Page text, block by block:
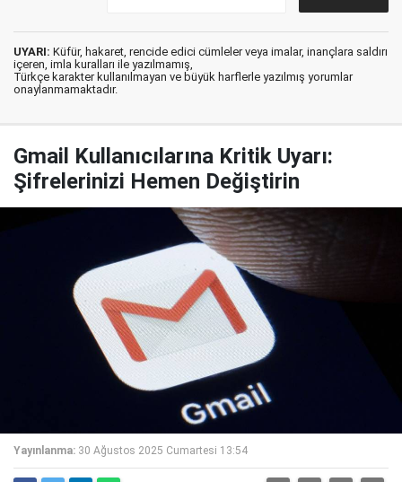
UYARI: Küfür, hakaret, rencide edici cümleler veya imalar, inançlara saldırı
içeren, imla kuralları ile yazılmamış,
Türkçe karakter kullanılmayan ve büyük harflerle yazılmış yorumlar
onaylanmamaktadır.
Gmail Kullanıcılarına Kritik Uyarı:
Şifrelerinizi Hemen Değiştirin
Yayınlanma: 30 Ağustos 2025 Cumartesi 13:54